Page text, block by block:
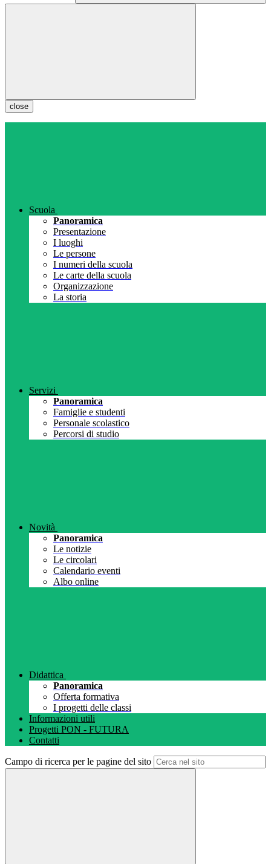
close
Scuola
Panoramica
Presentazione
I luoghi
Le persone
I numeri della scuola
Le carte della scuola
Organizzazione
La storia
Servizi
Panoramica
Famiglie e studenti
Personale scolastico
Percorsi di studio
Novità
Panoramica
Le notizie
Le circolari
Calendario eventi
Albo online
Didattica
Panoramica
Offerta formativa
I progetti delle classi
Informazioni utili
Progetti PON - FUTURA
Contatti
Campo di ricerca per le pagine del sito